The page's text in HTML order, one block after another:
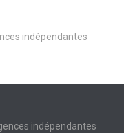
indépendantes
indépendantes